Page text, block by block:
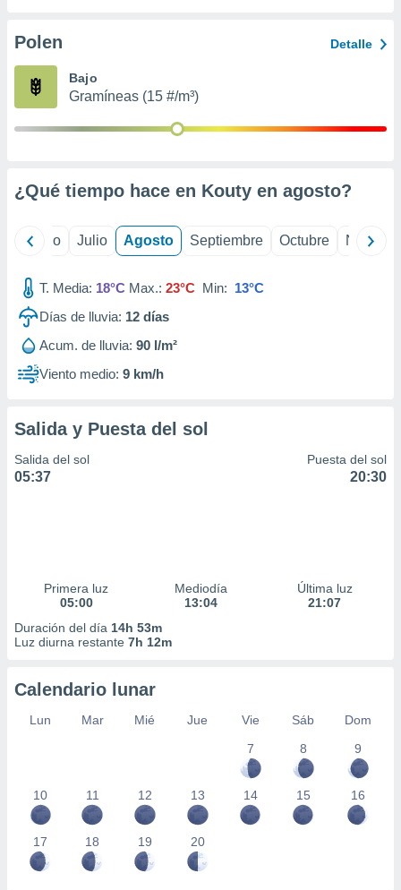
e
mediante
de
Polen Detalle
Bajo
Gramíneas (15 #/m³)
¿Qué tiempo hace en Kouty en agosto?
Junio Julio Agosto Septiembre Octubre
T. Media: 18°C Max.: 23°C Min: 13°C
Días de lluvia: 12 días
Acum. de lluvia: 90 l/m²
Viento medio: 9 km/h
Salida y Puesta del sol
Salida del sol
05:37
Puesta del sol
20:30
Primera luz
05:00
Mediodía
13:04
Última luz
21:07
Duración del día 14h 53m
Luz diurna restante 7h 12m
Calendario lunar
Lun Mar Mié Jue Vie Sáb
Dom
7
8 9
10 11 12 13 14 15 16
17 18 19 20